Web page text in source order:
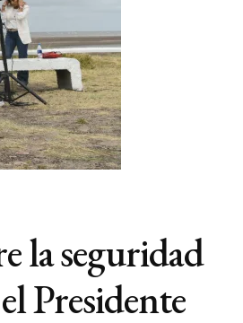
la seguridad
Presidente